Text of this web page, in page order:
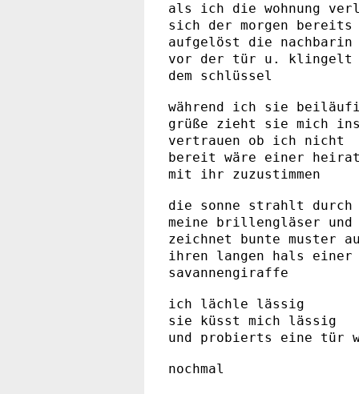
als ich die wohnung
sich der morgen bereits
aufgelöst die
vor der tür u. klingelt
dem schlüssel
während ich sie
grüße zieht sie mich
vertrauen ob ich nicht
bereit wäre einer
mit ihr zuzustimmen
die sonne strahlt durch
meine brillengläser und
zeichnet bunte muster
ihren langen hals einer
savannengiraffe
ich lächle lässig
sie küsst mich lässig
und probierts eine tür
nochmal